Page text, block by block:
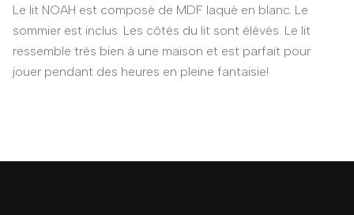
Le lit NOAH est composé de MDF laqué en blanc. Le
sommier est inclus. Les côtés du lit sont élévés. Le lit
ressemble très bien à une maison et est parfait pour
jouer pendant des heures en pleine fantaisie!